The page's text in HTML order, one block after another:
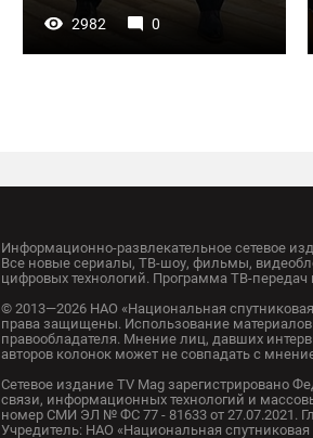
2982 0
Информационно-развлекательное сетевое
Все новые сериалы, ТВ-шоу, фильмы,
цифровых технологий. Программа ТВ-передач
© 2013—2026 НАО «Национальная
права защищены. Использование
правообладателя. Мнение лиц, давших
авторов колонок может не совпадать с
Сетевое издание TV Mag зарегистрировано
связи, информационных технологий и
номер СМИ ЭЛ № ФС 77 - 81633 от 27.07.2021.
Учредитель: НАО «Национальная